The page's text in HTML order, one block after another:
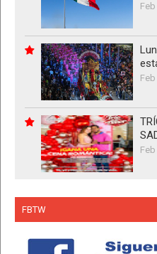
FBTW